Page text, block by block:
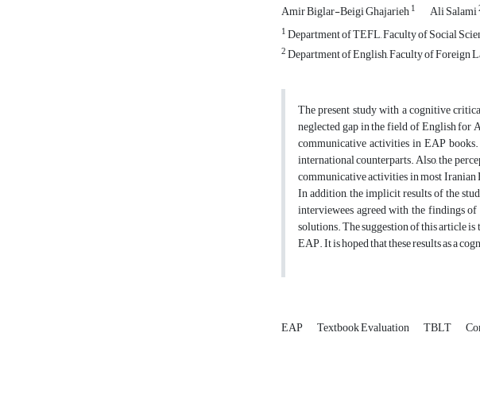
Amir Biglar-Beigi Ghajarieh1 Ali Salami
1Department of TEFL, Faculty of Social
2Department of English, Faculty of Foreign
The present study with a cognitive
neglected gap in the field of English for
communicative activities in EAP
international counterparts. Also, the
communicative activities in most
In addition, the implicit results of the
interviewees agreed with the findings
solutions. The suggestion of this article
EAP. It is hoped that these results as a
EAP Textbook Evaluation TBLT